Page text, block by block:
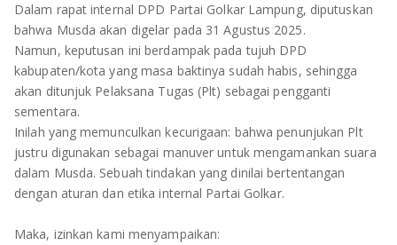
Dalam rapat internal DPD Partai Golkar Lampung, diputuskan
bahwa Musda akan digelar pada 31 Agustus 2025.
Namun, keputusan ini berdampak pada tujuh DPD
kabupaten/kota yang masa baktinya sudah habis, sehingga
akan ditunjuk Pelaksana Tugas (Plt) sebagai pengganti
sementara.
Inilah yang memunculkan kecurigaan: bahwa penunjukan Plt
justru digunakan sebagai manuver untuk mengamankan suara
dalam Musda. Sebuah tindakan yang dinilai bertentangan
dengan aturan dan etika internal Partai Golkar.
Maka, izinkan kami menyampaikan: